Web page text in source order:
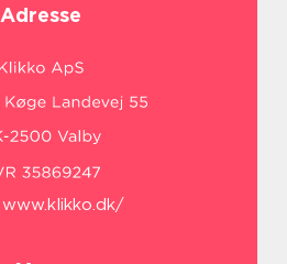
Adresse
www.klikko.dk/